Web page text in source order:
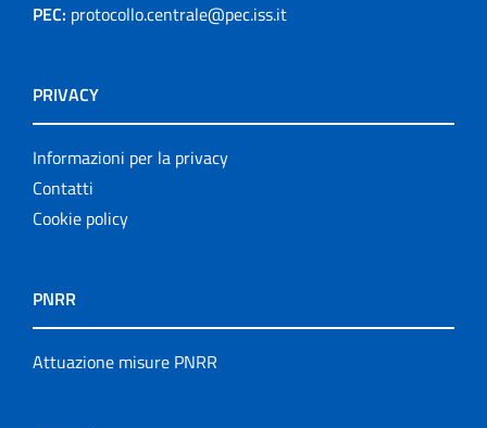
PEC: protocollo.centrale@pec.iss.it
PRIVACY
Informazioni per la privacy
Contatti
Cookie policy
PNRR
Attuazione misure PNRR